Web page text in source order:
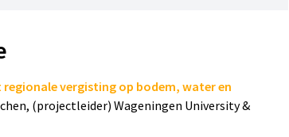
bodemvruchtbaarheid en
te vergelijken met andere organische
regionale vergisting op bodem, water en
(projectleider) Wageningen University &